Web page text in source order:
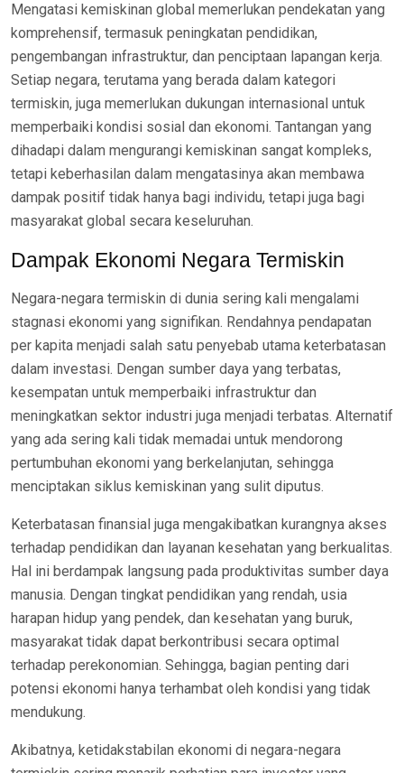
Mengatasi kemiskinan global memerlukan pendekatan yang
komprehensif, termasuk peningkatan pendidikan,
pengembangan infrastruktur, dan penciptaan lapangan kerja.
Setiap negara, terutama yang berada dalam kategori
termiskin, juga memerlukan dukungan internasional untuk
memperbaiki kondisi sosial dan ekonomi. Tantangan yang
dihadapi dalam mengurangi kemiskinan sangat kompleks,
tetapi keberhasilan dalam mengatasinya akan membawa
dampak positif tidak hanya bagi individu, tetapi juga bagi
masyarakat global secara keseluruhan.
Dampak Ekonomi Negara Termiskin
Negara-negara termiskin di dunia sering kali mengalami
stagnasi ekonomi yang signifikan. Rendahnya pendapatan
per kapita menjadi salah satu penyebab utama keterbatasan
dalam investasi. Dengan sumber daya yang terbatas,
kesempatan untuk memperbaiki infrastruktur dan
meningkatkan sektor industri juga menjadi terbatas. Alternatif
yang ada sering kali tidak memadai untuk mendorong
pertumbuhan ekonomi yang berkelanjutan, sehingga
menciptakan siklus kemiskinan yang sulit diputus.
Keterbatasan finansial juga mengakibatkan kurangnya akses
terhadap pendidikan dan layanan kesehatan yang berkualitas.
Hal ini berdampak langsung pada produktivitas sumber daya
manusia. Dengan tingkat pendidikan yang rendah, usia
harapan hidup yang pendek, dan kesehatan yang buruk,
masyarakat tidak dapat berkontribusi secara optimal
terhadap perekonomian. Sehingga, bagian penting dari
potensi ekonomi hanya terhambat oleh kondisi yang tidak
mendukung.
Akibatnya, ketidakstabilan ekonomi di negara-negara